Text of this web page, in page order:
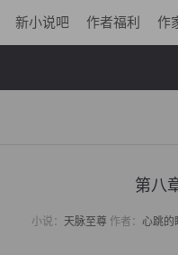
新小说吧 作者福利 作
第八
小说： 天脉至尊作者： 心跳的